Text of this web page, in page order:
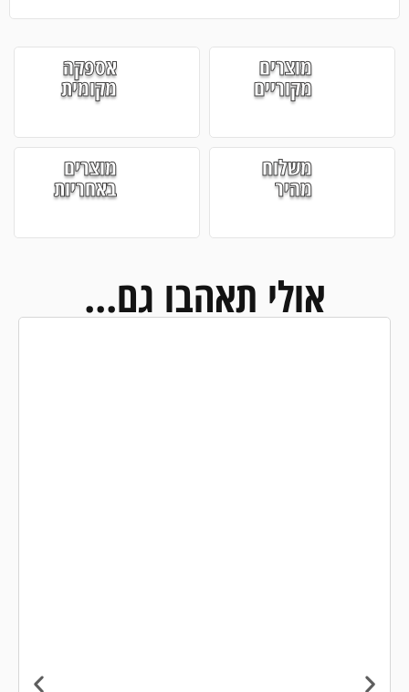
מוצרים
מקוריים
אספקה
מקומית
משלוח
מהיר
מוצרים
באחריות
אולי תאהבו גם...